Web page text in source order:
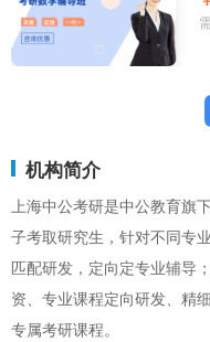
机构简介
上海中公考研是中公教育旗
子考取研究生，针对不同专
匹配研发，定向定专业辅导
资、专业课程定向研发、精
专属考研课程。